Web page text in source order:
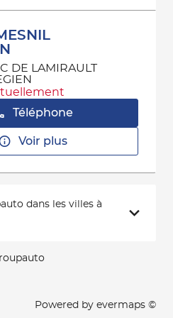
DE LAMIRAULT
Téléphone
Voir plus
dans les villes à
Powered by evermaps ©